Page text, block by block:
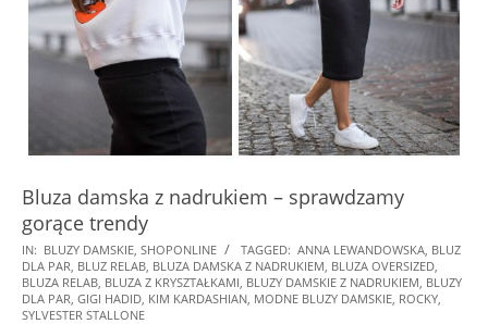
Bluza damska z nadrukiem – sprawdzamy
gorące trendy
2025-
09-
22
IN: BLUZY DAMSKIE, SHOPONLINE TAGGED: ANNA LEWANDOWSKA, BLUZ
DLA PAR, BLUZ RELAB, BLUZA DAMSKA Z NADRUKIEM, BLUZA OVERSIZED,
BLUZA RELAB, BLUZA Z KRYSZTAŁKAMI, BLUZY DAMSKIE Z NADRUKIEM, BLUZY
DLA PAR, GIGI HADID, KIM KARDASHIAN, MODNE BLUZY DAMSKIE, ROCKY,
SYLVESTER STALLONE